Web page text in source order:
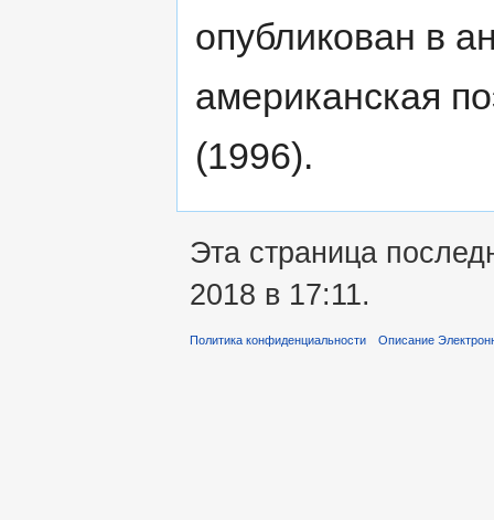
опубликован в
американская
(1996).
Эта страница
2018 в 17:11.
Политика конфиденциальности Описание